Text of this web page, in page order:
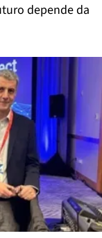
depende da